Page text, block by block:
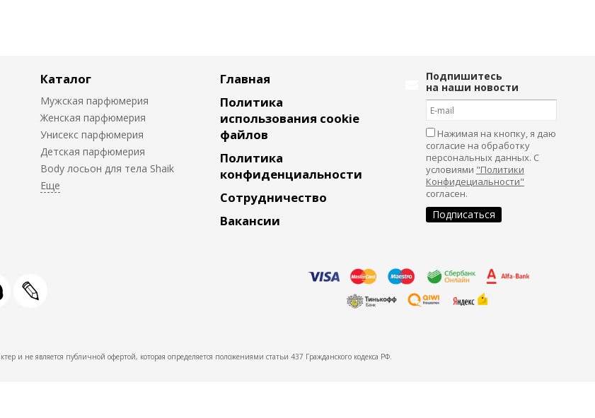
Каталог
Мужская парфюмерия
Женская парфюмерия
Унисекс парфюмерия
Детская парфюмерия
Body лосьон для тела Shaik
Главная
Политика
использования cookie
файлов
Политика
конфиденциальности
Сотрудничество
Вакансии
Подпишитесь
на наши новости
Нажимая на кнопку, я даю
согласие на обработку
персональных данных. С
условиями "Политики
Конфидециальности"
согласен.
и не является публичной офертой, которая определяется положениями статьи 437 Гражданского кодекса РФ.